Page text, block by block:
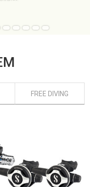
FREE DIVING